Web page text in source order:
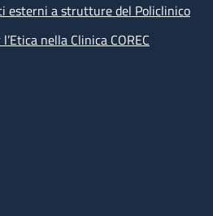
esterni a strutture del Policlinico
nella Clinica COREC